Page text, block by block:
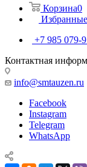
Корзина0
+7 985 079-
Контактная
info@smtauzen.ru
Facebook
Instagram
Telegram
WhatsApp